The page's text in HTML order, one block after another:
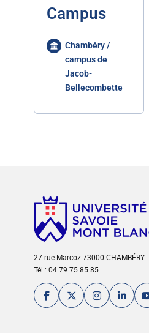
Campus
Chambéry /
campus de
Jacob-
Bellecombette
27 rue Marcoz 73000 CHAMBÉRY
Tél : 04 79 75 85 85